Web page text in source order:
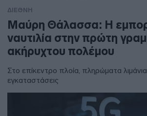
ΔΙΕΘΝΗ
Μαύρη Θάλασσα: Η
ναυτιλία στην πρώτη
ακήρυχτου πολέμου
Στο επίκεντρο πλοία, πληρώματα λιμάνια
εγκαταστάσεις